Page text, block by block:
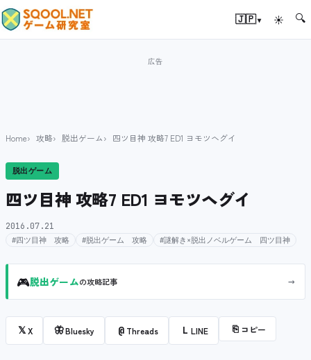
🇯🇵▾ ☀ 🔍
Home 攻略 脱出ゲーム 四ツ目神 攻略7 ED1 ヨモツヘグイ
脱出ゲーム
四ツ目神 攻略7 ED1 ヨモツヘグイ
2016.07.21
#四ツ目神 攻略 #脱出ゲーム 攻略 #謎解き×脱出ノベルゲーム 四ツ目神
🎮脱出ゲームの攻略記事 →
𝕏X 🦋Bluesky @ Threads L LINE ⎘ コピー